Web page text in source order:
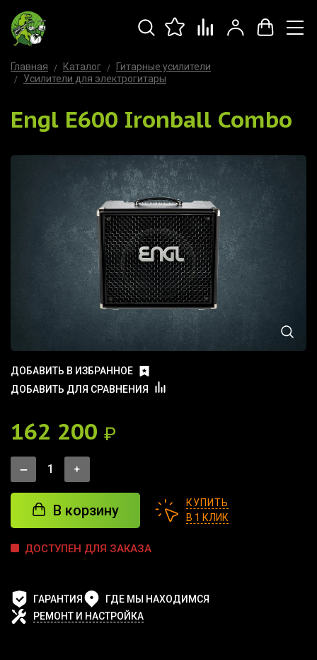
Главная Каталог
Гитарные усилители
Усилители для электрогитары
Engl E600 Ironball Combo
ДОБАВИТЬ В ИЗБРАННОЕ
ДОБАВИТЬ ДЛЯ СРАВНЕНИЯ
162 200 ₽
В корзину
КУПИТЬ
В 1 КЛИК
ДОСТУПЕН ДЛЯ ЗАКАЗА
ГАРАНТИЯ
ГДЕ МЫ НАХОДИМСЯ
РЕМОНТ И НАСТРОЙКА